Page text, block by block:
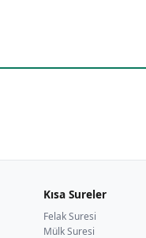
Kısa Sureler
Felak Suresi
Mülk Suresi